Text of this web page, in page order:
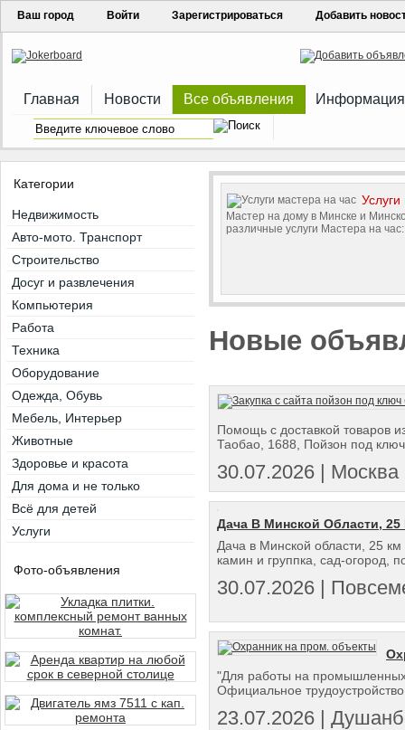
Ваш город Войти Зарегистрироваться Добавить
Главная
Главная
Новости Все объявления Информация
Информация
Мастер на дому в Минске и
различные услуги Мастера на час:
Новые
Помощь с доставкой товаров
Таобао, 1688, Пойзон под
30.07.2026 | Москва
Дача В Минской Области,
Дача в Минской области, 25
камин и группка, сад-огород,
30.07.2026 |
"Для работы на промышленных
Официальное
23.07.2026 |
Категории
Недвижимость
Авто-мото. Транспорт
Строительство
Досуг и развлечения
Компьютерия
Работа
Техника
Оборудование
Одежда, Обувь
Мебель, Интерьер
Животные
Здоровье и красота
Для дома и не только
Всё для детей
Услуги
Фото-объявления